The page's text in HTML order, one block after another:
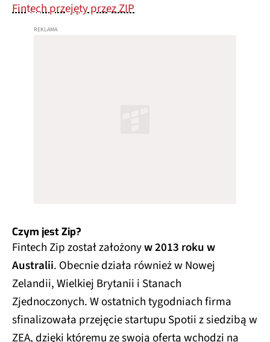
Fintech przejęty przez ZIP
Czym jest Zip?
Fintech Zip został założonyw 2013 roku w
Australii. Obecnie działa również w Nowej
Zelandii, Wielkiej Brytanii i Stanach
Zjednoczonych. W ostatnich tygodniach firma
sfinalizowała przejęcie startupu Spotii z siedzibą w
ZEA, dzięki któremu ze swoją ofertą wchodzi na